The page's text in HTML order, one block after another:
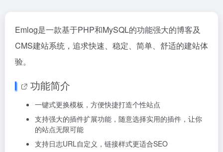
Emlog是一款基于PHP和MySQL的功能强大的博客及
CMS建站系统，追求快速、稳定、简单、舒适的建站体
验。
功能简介
一键式更换模板，方便快捷打造个性站点
支持强大的插件扩展功能，随意选择实用的插件，让你
的站点无限可能
支持日志URL自定义，链接样式更适合SEO